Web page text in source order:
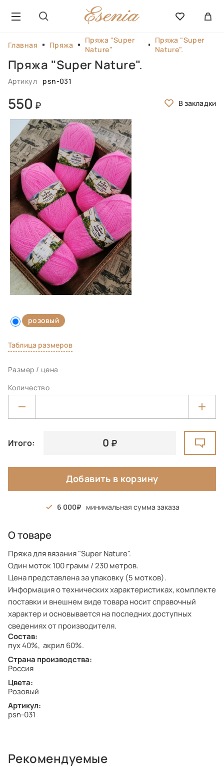
Главная Пряжа
Пряжа "Super
Nature"
Пряжа "Super
Nature".
Пряжа "Super Nature".
Артикул psn-031
550
розовый
Таблица размеров
Размер / цена
Количество
Итого: 0
Добавить в корзину
6 000 минимальная сумма заказа
О товаре
Пряжа для вязания "Super Nature".
Один моток 100 грамм / 230 метров.
Цена представлена за упаковку (5 мотков).
Информация о технических характеристиках, комплекте
поставки и внешнем виде товара носит справочный
характер и основывается на последних доступных
сведениях от производителя.
Состав:
пух 40%, акрил 60%.
Страна производства:
Россия
Цвета:
Розовый
Артикул:
psn-031
Рекомендуемые